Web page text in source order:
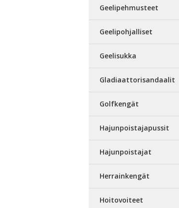
Geelipehmusteet
Geelipohjalliset
Geelisukka
Gladiaattorisandaalit
Golfkengät
Hajunpoistajapussit
Hajunpoistajat
Herrainkengät
Hoitovoiteet